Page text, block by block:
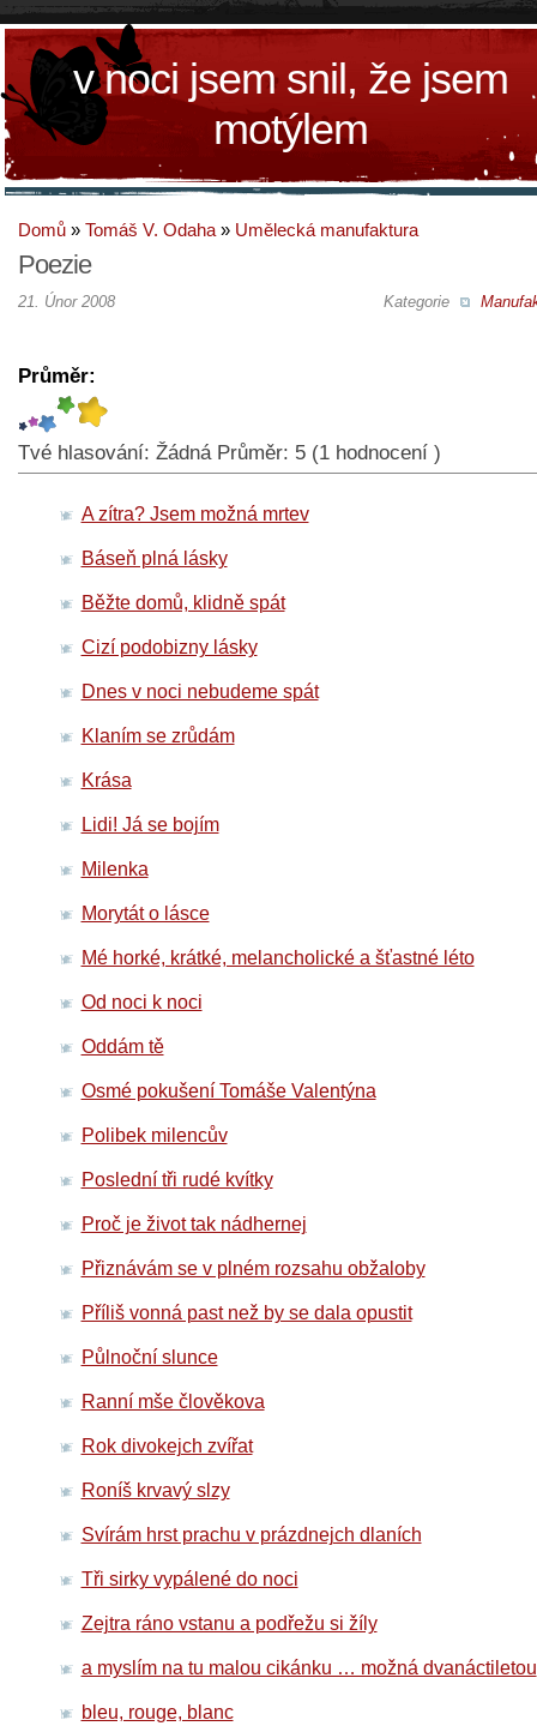
v noci jsem snil, že jsem
motýlem
Domů » Tomáš V. Odaha » Umělecká manufaktura
Poezie
Kategorie
21. Únor 2008
Průměr:
Tvé hlasování: Žádná Průměr: 5 (1 hodnocení )
A zítra? Jsem možná mrtev
Báseň plná lásky
Běžte domů, klidně spát
Cizí podobizny lásky
Dnes v noci nebudeme spát
Klaním se zrůdám
Krása
Lidi! Já se bojím
Milenka
Morytát o lásce
Mé horké, krátké, melancholické a šťastné léto
Od noci k noci
Oddám tě
Osmé pokušení Tomáše Valentýna
Polibek milencův
Poslední tři rudé kvítky
Proč je život tak nádhernej
Přiznávám se v plném rozsahu obžaloby
Příliš vonná past než by se dala opustit
Půlnoční slunce
Ranní mše člověkova
Rok divokejch zvířat
Roníš krvavý slzy
Svírám hrst prachu v prázdnejch dlaních
Tři sirky vypálené do noci
Zejtra ráno vstanu a podřežu si žíly
a myslím na tu malou cikánku … možná dvanáctiletou
bleu, rouge, blanc